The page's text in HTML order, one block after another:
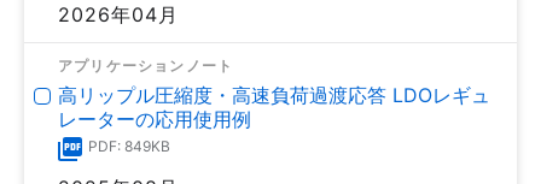
2026年04月
アプリケーションノート
高リップル圧縮度・高速負荷過渡応答 LDOレギュ
レーターの応用使用例
PDF: 849KB